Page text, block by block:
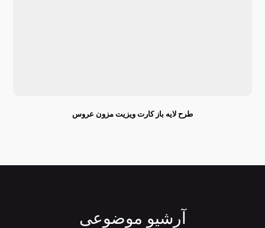
طرح لایه باز کارت ویزیت مزون عروس
آرشیو موضوعی